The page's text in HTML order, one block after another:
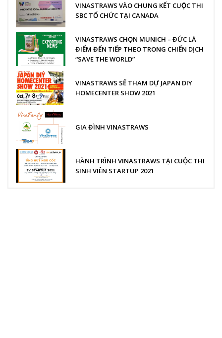
VINASTRAWS VÀO CHUNG KẾT CUỘC THI
SBC TỔ CHỨC TẠI CANADA
VINASTRAWS CHỌN MUNICH – ĐỨC LÀ
ĐIỂM ĐẾN TIẾP THEO TRONG CHIẾN DỊCH
“SAVE THE WORLD”
VINASTRAWS SẼ THAM DỰ JAPAN DIY
HOMECENTER SHOW 2021
GIA ĐÌNH VINASTRAWS
HÀNH TRÌNH VINASTRAWS TẠI CUỘC THI
SINH VIÊN STARTUP 2021